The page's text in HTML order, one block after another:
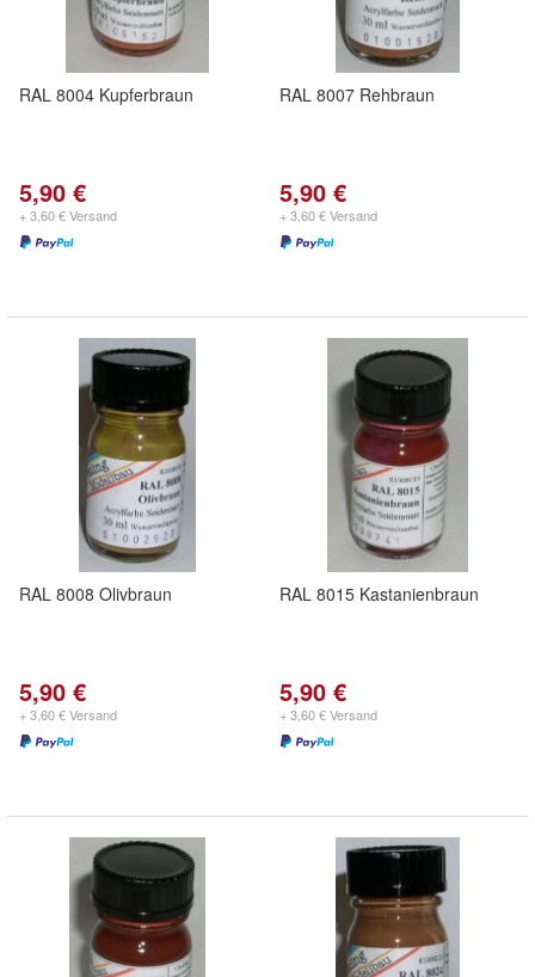
RAL 8004 Kupferbraun
5,90 €
+ 3,60 € Versand
RAL 8007 Rehbraun
5,90 €
+ 3,60 € Versand
RAL 8008 Olivbraun
5,90 €
+ 3,60 € Versand
RAL 8015 Kastanienbraun
5,90 €
+ 3,60 € Versand